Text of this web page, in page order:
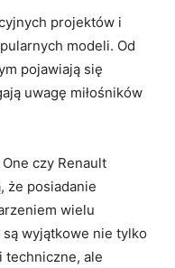
projektów i
modeli. Od
‌pojawiają się
uwagę miłośników
czy Renault
że posiadanie
wielu
wyjątkowe nie‍ tylko
techniczne, ale